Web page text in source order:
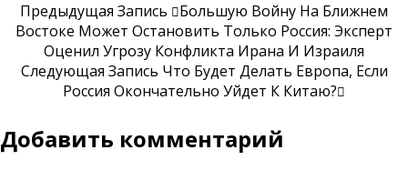
Предыдущая Запись
Большую Войну На Ближнем
Востоке Может Остановить Только Россия: Эксперт
Оценил Угрозу Конфликта Ирана И Израиля
Следующая Запись Что Будет Делать Европа, Если
Россия Окончательно Уйдет К Китаю?
Добавить комментарий